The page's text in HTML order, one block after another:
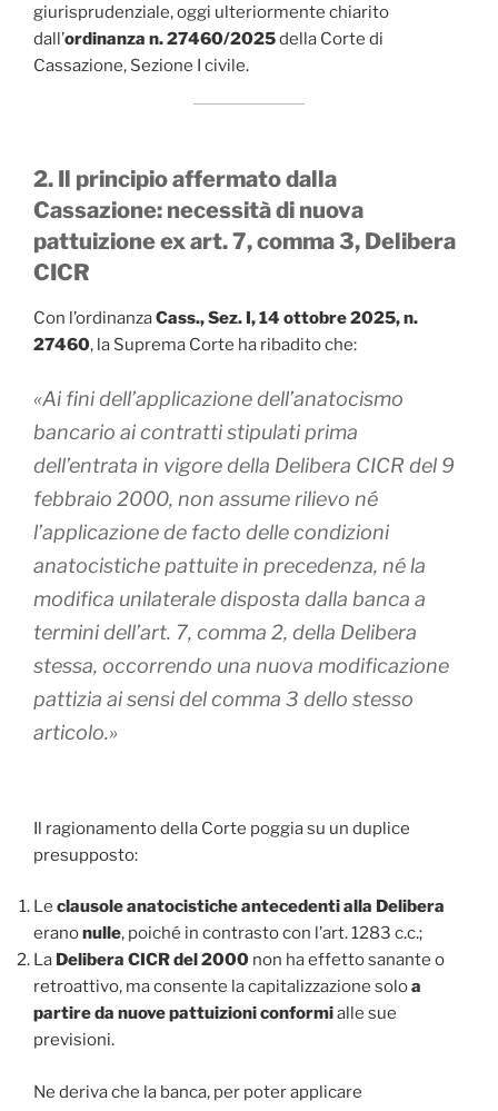
giurisprudenziale, oggi ulteriormente chiarito
dall’ordinanza n. 27460/2025della Corte di
Cassazione, Sezione I civile.
2. Il principio affermato dalla
Cassazione: necessità di nuova
pattuizione ex art. 7, comma 3, Delibera
CICR
Con l’ordinanzaCass., Sez. I, 14 ottobre 2025, n.
27460, la Suprema Corte ha ribadito che:
«Ai fini dell’applicazione dell’anatocismo
bancario ai contratti stipulati prima
dell’entrata in vigore della Delibera CICR del 9
febbraio 2000, non assume rilievo né
l’applicazione de facto delle condizioni
anatocistiche pattuite in precedenza, né la
modifica unilaterale disposta dalla banca a
termini dell’art. 7, comma 2, della Delibera
stessa, occorrendo una nuova modificazione
pattizia ai sensi del comma 3 dello stesso
articolo.»
Il ragionamento della Corte poggia su un duplice
presupposto:
Le clausole anatocistiche antecedenti alla Delibera
eranonulle, poiché in contrasto con l’art. 1283 c.c.;
La Delibera CICR del 2000 non ha effetto sanante o
retroattivo, ma consente la capitalizzazione soloa
partire da nuove pattuizioni conformialle sue
previsioni.
Ne deriva che la banca, per poter applicare